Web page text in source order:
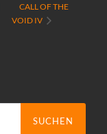
CALL OF THE
VOID IV